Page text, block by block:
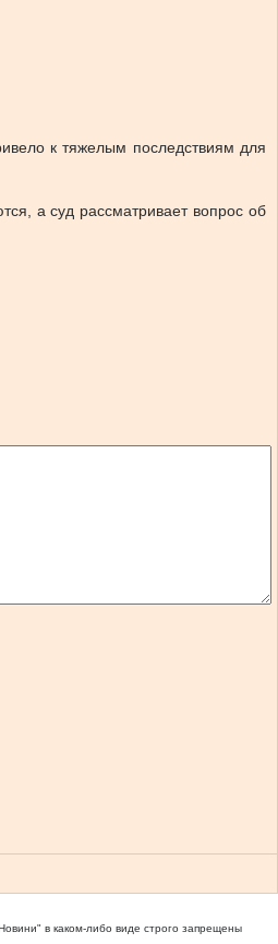
к тяжелым последствиям для
а суд рассматривает вопрос об
в каком-либо виде строго запрещены